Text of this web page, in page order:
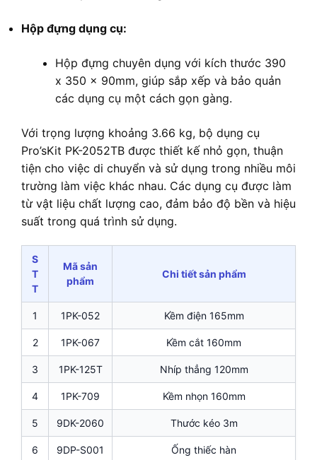
Hộp đựng dụng cụ:
Hộp đựng chuyên dụng với kích thước 390
x 350 x 90mm, giúp sắp xếp và bảo quản
các dụng cụ một cách gọn gàng.
Với trọng lượng khoảng 3.66 kg, bộ dụng cụ
Pro’sKit PK-2052TB được thiết kế nhỏ gọn, thuận
tiện cho việc di chuyển và sử dụng trong nhiều môi
trường làm việc khác nhau. Các dụng cụ được làm
từ vật liệu chất lượng cao, đảm bảo độ bền và hiệu
suất trong quá trình sử dụng.
S
T
T
Mã sản
phẩm
Chi tiết sản phẩm
1 1PK-052 Kềm điện 165mm
2 1PK-067 Kềm cắt 160mm
3 1PK-125T Nhíp thẳng 120mm
4 1PK-709 Kềm nhọn 160mm
5 9DK-2060 Thước kéo 3m
6 9DP-S001 Ống thiếc hàn